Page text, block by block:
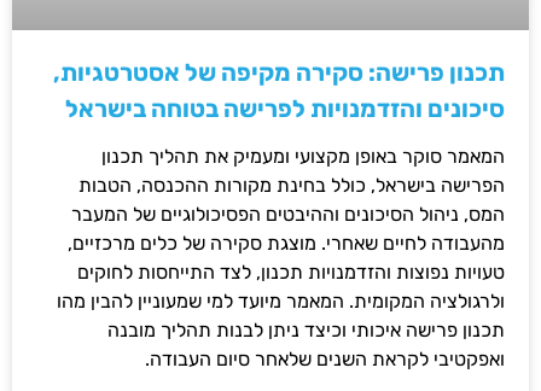
תכנון פרישה: סקירה מקיפה של אסטרטגיות,
סיכונים והזדמנויות לפרישה בטוחה בישראל
המאמר סוקר באופן מקצועי ומעמיק את תהליך תכנון
הפרישה בישראל, כולל בחינת מקורות ההכנסה, הטבות
המס, ניהול הסיכונים וההיבטים הפסיכולוגיים של המעבר
מהעבודה לחיים שאחרי. מוצגת סקירה של כלים מרכזיים,
טעויות נפוצות והזדמנויות תכנון, לצד התייחסות לחוקים
ולרגולציה המקומית. המאמר מיועד למי שמעוניין להבין מהו
תכנון פרישה איכותי וכיצד ניתן לבנות תהליך מובנה
ואפקטיבי לקראת השנים שלאחר סיום העבודה.